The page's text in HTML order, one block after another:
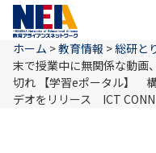
ホーム >教育情報 >総研と
末で授業中に無関係な動画
切れ 【学習eポータル】
デオをリリース ICT